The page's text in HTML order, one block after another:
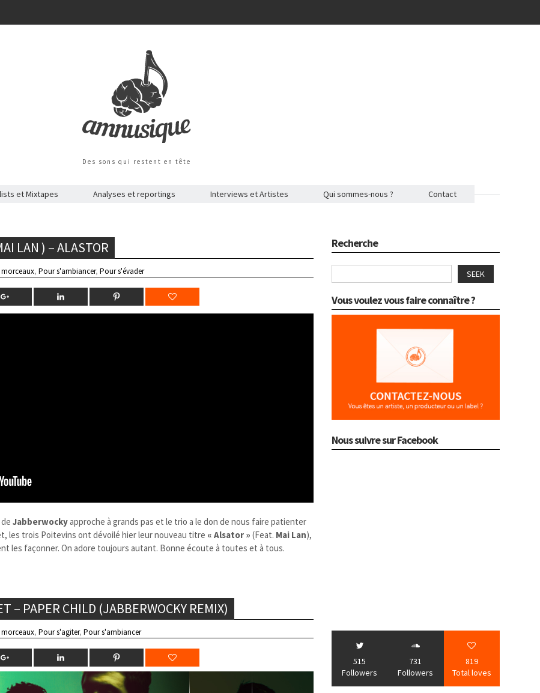
Des sons qui restent en tête
et Mixtapes Analyses et reportings Interviews et Artistes Qui sommes-nous ? Contact
LAN ) – ALASTOR
morceaux,Pour s'ambiancer,Pour s'évader
deJabberwocky​approche à grands pas et le trio a le don de nous faire patienter
les trois Poitevins ont dévoilé hier leur nouveau titre « Alsator » (Feat. Mai Lan),
les façonner. On adore toujours autant. Bonne écoute à toutes et à tous.
– PAPER CHILD (JABBERWOCKY REMIX)
morceaux,Pour s'agiter,Pour s'ambiancer
Recherche
SEEK
Vous voulez vous faire connaître ?
Nous suivre sur Facebook
515
Followers
731
Followers
819
Total loves